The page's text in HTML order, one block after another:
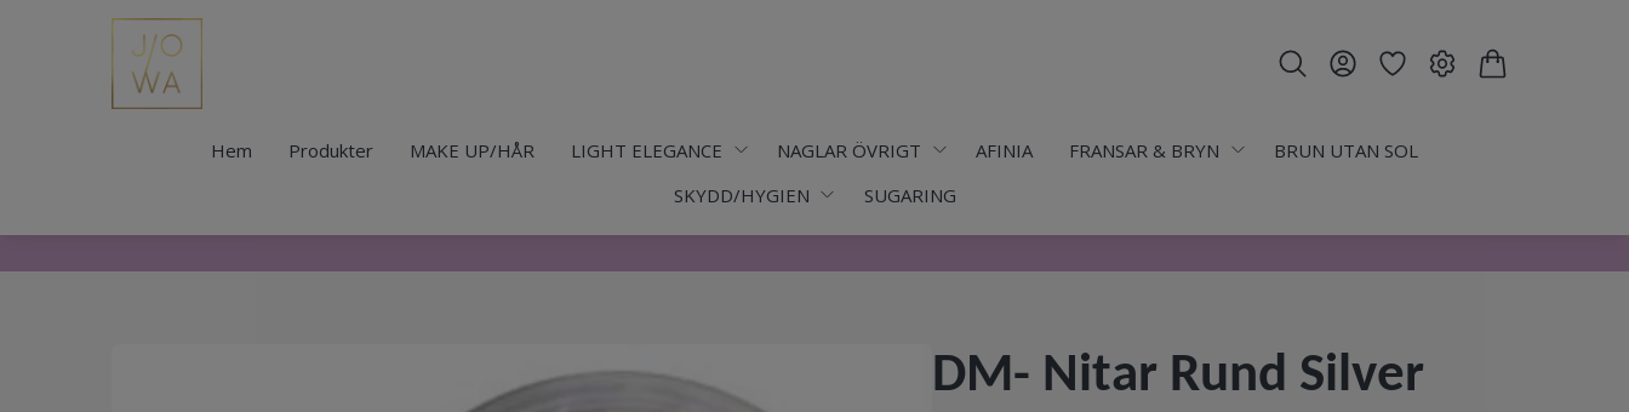
Hem Produkter MAKE UP/HÅR LIGHT ELEGANCE NAGLAR ÖVRIGT AFINIA FRANSAR & BRYN
BRUN UTAN SOL
SKYDD/HYGIEN
SUGARING
DM- Nitar Rund Silver